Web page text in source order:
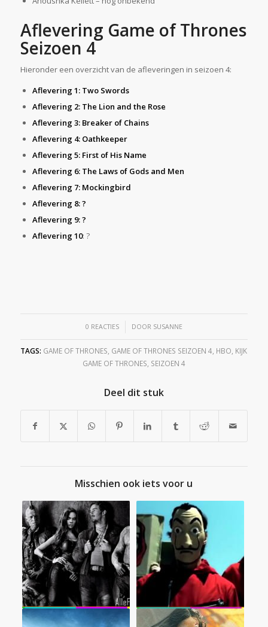
Aflevering Game of Thrones
Seizoen 4
Hieronder een overzicht van de afleveringen in seizoen 4:
Aflevering 1: Two Swords
Aflevering 2: The Lion and the Rose
Aflevering 3: Breaker of Chains
Aflevering 4: Oathkeeper
Aflevering 5: First of His Name
Aflevering 6: The Laws of Gods and Men
Aflevering 7: Mockingbird
Aflevering 8: ?
Aflevering 9: ?
Aflevering 10: ?
0 REACTIES
/ DOOR SUSANNE
TAGS: GAME OF THRONES, GAME OF THRONES SEIZOEN 4, HBO, KIJK
GAME OF THRONES, SEIZOEN 4
Deel dit stuk
Misschien ook iets voor u